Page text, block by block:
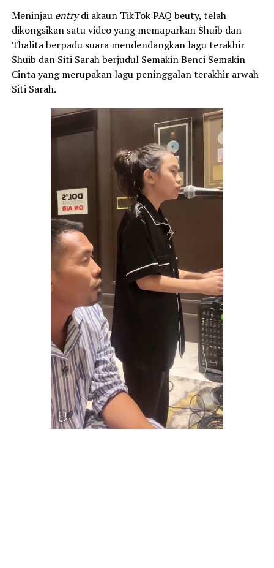
Meninjau entrydi akaun TikTok PAQ beuty, telah
dikongsikan satu video yang memaparkan Shuib dan
Thalita berpadu suara mendendangkan lagu terakhir
Shuib dan Siti Sarah berjudul Semakin Benci Semakin
Cinta yang merupakan lagu peninggalan terakhir arwah
Siti Sarah.